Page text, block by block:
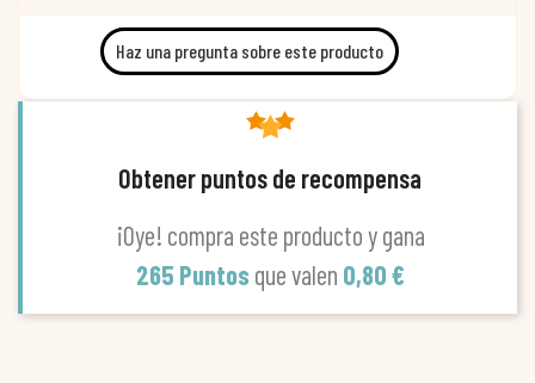
Haz una pregunta sobre este producto
Obtener puntos de recompensa
¡Oye! compra este producto y gana
265 Puntos que valen 0,80 €